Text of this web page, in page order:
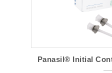
Panasil® Initial